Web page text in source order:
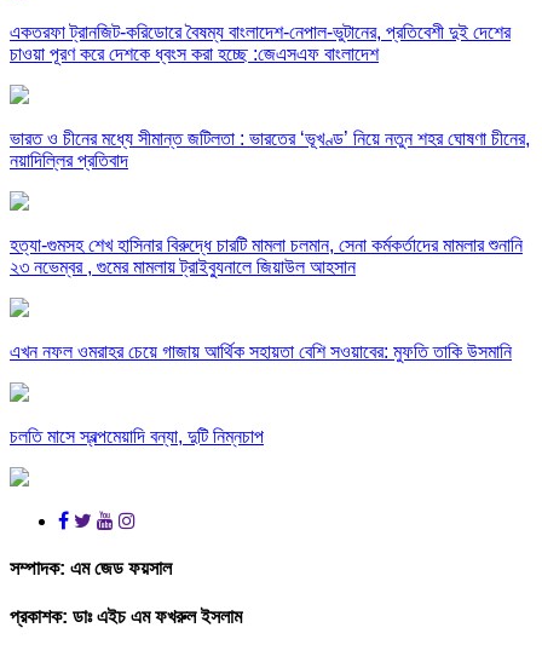
একতরফা ট্রানজিট-করিডোরে বৈষম্য বাংলাদেশ-নেপাল-ভুটানের, প্রতিবেশী দুই দেশের
চাওয়া পূরণ করে দেশকে ধ্বংস করা হচ্ছে :জেএসএফ বাংলাদেশ
ভারত ও চীনের মধ্যে সীমান্ত জটিলতা : ভারতের ‘ভূখণ্ড’ নিয়ে নতুন শহর ঘোষণা চীনের,
নয়াদিল্লির প্রতিবাদ
হত্যা-গুমসহ শেখ হাসিনার বিরুদ্ধে চারটি মামলা চলমান, সেনা কর্মকর্তাদের মামলার শুনানি
২৩ নভেম্বর , গুমের মামলায় ট্রাইব্যুনালে জিয়াউল আহসান
এখন নফল ওমরাহর চেয়ে গাজায় আর্থিক সহায়তা বেশি সওয়াবের: মুফতি তাকি উসমানি
চলতি মাসে স্বল্পমেয়াদি বন্যা, দুটি নিম্নচাপ
সম্পাদক: এম জেড ফয়সাল
প্রকাশক: ডাঃ এইচ এম ফখরুল ইসলাম